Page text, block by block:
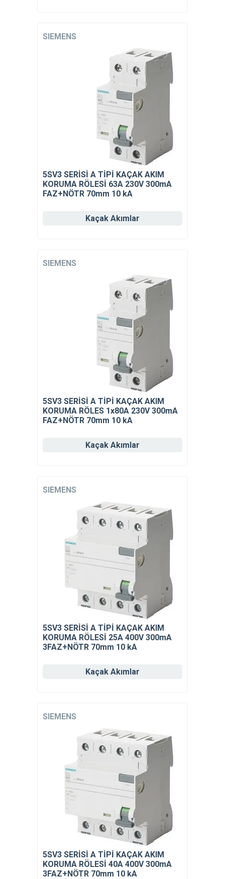
SIEMENS
5SV3 SERİSİ A TİPİ KAÇAK AKIM
KORUMA RÖLESİ 63A 230V 300mA
FAZ+NÖTR 70mm 10 kA
Kaçak Akımlar
SIEMENS
5SV3 SERİSİ A TİPİ KAÇAK AKIM
KORUMA RÖLES 1x80A 230V 300mA
FAZ+NÖTR 70mm 10 kA
Kaçak Akımlar
SIEMENS
5SV3 SERİSİ A TİPİ KAÇAK AKIM
KORUMA RÖLESİ 25A 400V 300mA
3FAZ+NÖTR 70mm 10 kA
Kaçak Akımlar
SIEMENS
5SV3 SERİSİ A TİPİ KAÇAK AKIM
KORUMA RÖLESİ 40A 400V 300mA
3FAZ+NÖTR 70mm 10 kA